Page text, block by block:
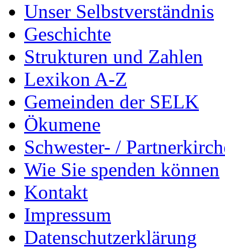
Unser Selbstverständnis
Geschichte
Strukturen und Zahlen
Lexikon A-Z
Gemeinden der SELK
Ökumene
Schwester- /
Wie Sie spenden können
Kontakt
Impressum
Datenschutzerklärung